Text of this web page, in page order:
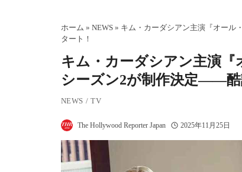
ホーム » NEWS» キム・カーダシアン主演『オー
タート！
キム・カーダシアン主演
シーズン2が制作決定――酷
NEWS /TV
The Hollywood Reporter Japan 2025年11月25日